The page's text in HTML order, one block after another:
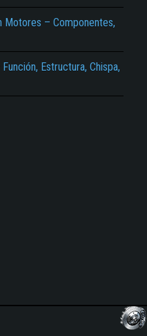
Motores – Componentes,
Estructura, Chispa,